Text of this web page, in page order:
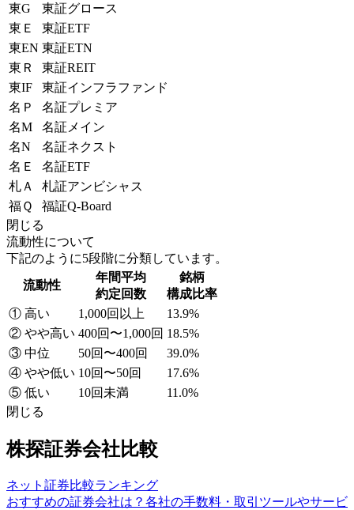
東G
東証グロース
東Ｅ
東証ETF
東EN 東証ETN
東Ｒ
東証REIT
東IF
東証インフラファンド
名Ｐ
名証プレミア
名M
名証メイン
名N
名証ネクスト
名Ｅ
名証ETF
札Ａ
札証アンビシャス
福Ｑ
福証Q-Board
閉じる
流動性について
下記のように5段階に分類しています。
流動性
年間平均
約定回数
銘柄
構成比率
① 高い
1,000回以上
13.9%
② やや高い 400回〜1,000回 18.5%
③ 中位
50回〜400回
39.0%
④ やや低い 10回〜50回
17.6%
⑤ 低い
10回未満
11.0%
閉じる
株探証券会社比較
ネット証券比較ランキング
おすすめの証券会社は？各社の手数料・取引ツールやサービ